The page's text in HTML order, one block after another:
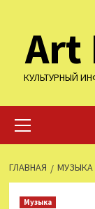
содержимому
Art
КУЛЬТУРНЫЙ
меню
ГЛАВНАЯ МУЗЫКА
Музыка